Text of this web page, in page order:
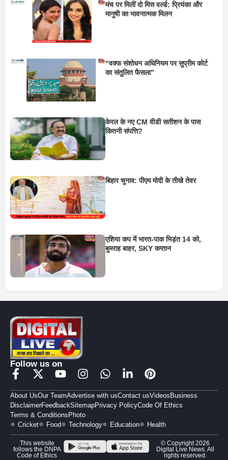
मंच पर मिलीं दो मिस वर्ल्ड: प्रियंका और
मानुषी का भावनात्मक मिलन
“वक्फ संशोधन अधिनियम पर सुप्रीम कोर्ट
का संतुलित फैसला”
केरल के नए CM वीडी सतीशन के पास
कितनी संपत्ति?
बिहार चुनाव: पीएम मोदी के तीखे तेवर
एशिया कप में भारत-पाक भिड़ंत 14 को,
बुमराह बाहर, SKY कप्तान
Follow us on
About UsOur TeamAdvertise with usContact usVideos Business
DisclaimerFeedbackSitemapPrivacy PolicyCode Of Ethics
Terms & Conditions Photo
Cricket
Food Technology Education Health
This website
follows the DNPA
Code of Ethics
© Copyright 2026
Digital Live News. All
rights reserved.